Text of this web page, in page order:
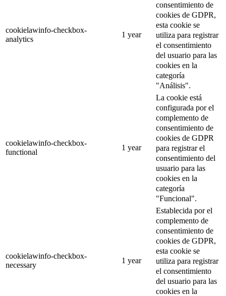
cookielawinfo-checkbox-
analytics
1 year
consentimiento de
cookies de GDPR,
esta cookie se
utiliza para registrar
el consentimiento
del usuario para las
cookies en la
categoría
"Análisis".
cookielawinfo-checkbox-
functional
1 year
La cookie está
configurada por el
complemento de
consentimiento de
cookies de GDPR
para registrar el
consentimiento del
usuario para las
cookies en la
categoría
"Funcional".
cookielawinfo-checkbox-
necessary
1 year
Establecida por el
complemento de
consentimiento de
cookies de GDPR,
esta cookie se
utiliza para registrar
el consentimiento
del usuario para las
cookies en la